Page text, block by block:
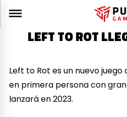
LEFT TO ROT
Left to Rot es un nuevo
en primera persona con
lanzará en 2023.